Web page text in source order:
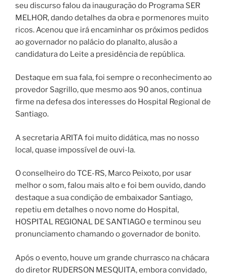
seu discurso falou da inauguração do Programa SER
MELHOR, dando detalhes da obra e pormenores muito
ricos. Acenou que irá encaminhar os próximos pedidos
ao governador no palácio do planalto, alusão a
candidatura do Leite a presidência de república.
Destaque em sua fala, foi sempre o reconhecimento ao
provedor Sagrillo, que mesmo aos 90 anos, continua
firme na defesa dos interesses do Hospital Regional de
Santiago.
A secretaria ARITA foi muito didática, mas no nosso
local, quase impossível de ouvi-la.
O conselheiro do TCE-RS, Marco Peixoto, por usar
melhor o som, falou mais alto e foi bem ouvido, dando
destaque a sua condição de embaixador Santiago,
repetiu em detalhes o novo nome do Hospital,
HOSPITAL REGIONAL DE SANTIAGO e terminou seu
pronunciamento chamando o governador de bonito.
Após o evento, houve um grande churrasco na chácara
do diretor RUDERSON MESQUITA, embora convidado,